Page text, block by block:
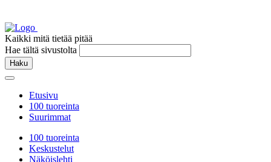
Kaikki mitä tietää pitää
Hae tältä sivustolta
Haku
Etusivu
100 tuoreinta
Suurimmat
100 tuoreinta
Keskustelut
Näköislehti